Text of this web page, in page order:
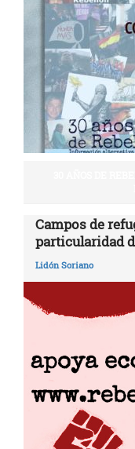
Campos de
particularidad
Lidón Soriano